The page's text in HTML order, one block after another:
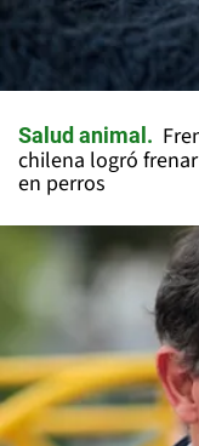
Salud animal
chilena logró
en perros